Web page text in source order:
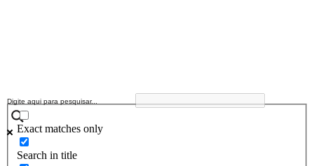
Exact matches only
Search in title